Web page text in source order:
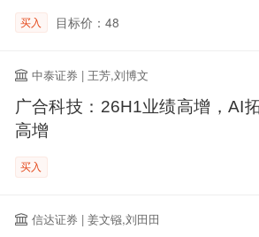
买入 目标价：48
中泰证券 | 王芳,刘博文
广合科技：26H1业绩高增，AI
高增
买入
信达证券 | 姜文镪,刘田田